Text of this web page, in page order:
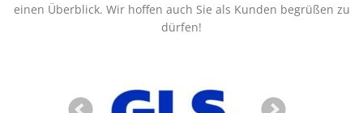
einen Überblick. Wir hoffen auch Sie als Kunden begrüßen zu
dürfen!